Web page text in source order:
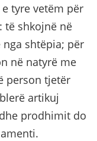
tyre vetëm për
të shkojnë në
shtëpia; për
në natyrë me
person tjetër
artikuj
prodhimit do